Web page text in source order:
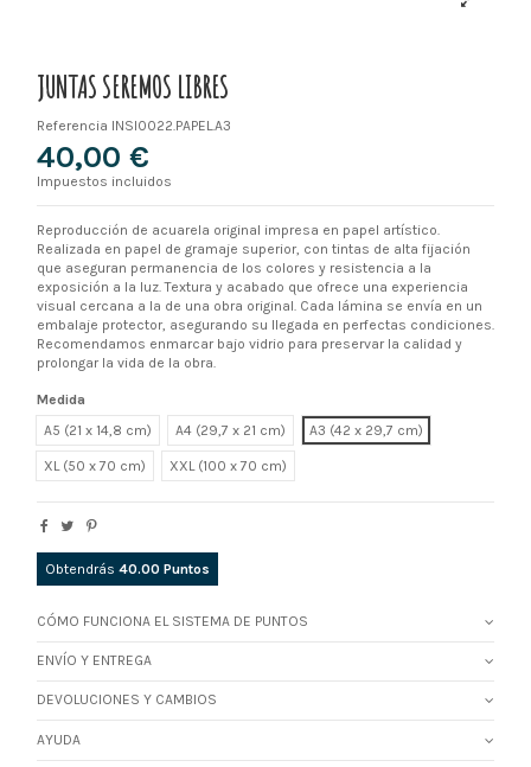
JUNTAS SEREMOS LIBRES
Referencia INSI0022.PAPEL.A3
40,00 €
Impuestos incluidos
Reproducción de acuarela original impresa en papel artístico.
Realizada en papel de gramaje superior, con tintas de alta fijación
que aseguran permanencia de los colores y resistencia a la
exposición a la luz. Textura y acabado que ofrece una experiencia
visual cercana a la de una obra original. Cada lámina se envía en un
embalaje protector, asegurando su llegada en perfectas condiciones.
Recomendamos enmarcar bajo vidrio para preservar la calidad y
prolongar la vida de la obra.
Medida
A5 (21 x 14,8 cm)
A4 (29,7 x 21 cm) A3 (42 x 29,7 cm)
XL XXL
Obtendrás 40.00 Puntos
CÓMO FUNCIONA EL SISTEMA DE PUNTOS
ENVÍO Y ENTREGA
DEVOLUCIONES Y CAMBIOS
AYUDA